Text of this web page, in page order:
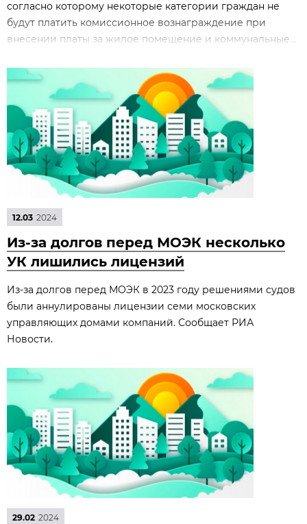
согласно которому некоторые категории граждан не
будут платить комиссионное вознаграждение при
внесении платы за жилое помещение и коммунальные...
12.03 2024
Из-за долгов перед МОЭК несколько
УК лишились лицензий
Из-за долгов перед МОЭК в 2023 году решениями судов
были аннулированы лицензии семи московских
управляющих домами компаний. Сообщает РИА
Новости.
29.02 2024